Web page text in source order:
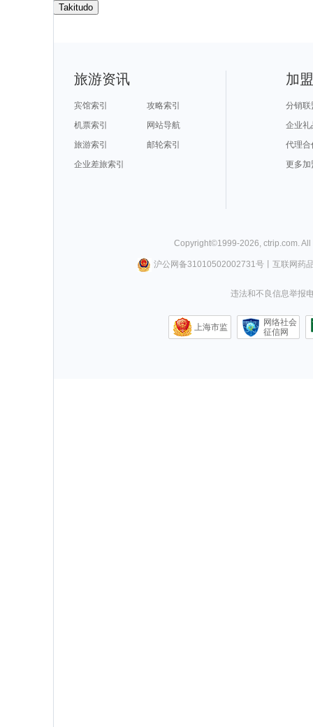
Takitudo
旅游资讯
宾馆索引
攻略索引
机票索引
网站导航
旅游索引
邮轮索引
企业差旅索引
加
分销联
企业礼
代理合
更多加
Copyright©1999-2026 ctrip.com .
沪公网备31010502002731号丨 互联网药
违法和不良信息举报
上海市监
网络社会
征信网